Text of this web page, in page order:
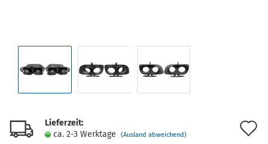
Lieferzeit:
ca. 2-3 Werktage
(Ausland abweichend)